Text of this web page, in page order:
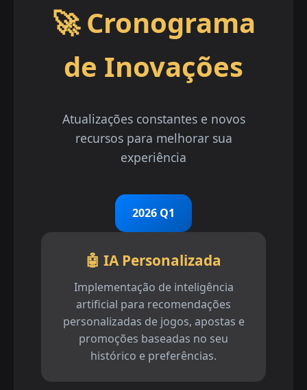
🚀 Cronograma
de Inovações
Atualizações constantes e novos
recursos para melhorar sua
experiência
2026 Q1
🤖 IA Personalizada
Implementação de inteligência
artificial para recomendações
personalizadas de jogos, apostas e
promoções baseadas no seu
histórico e preferências.